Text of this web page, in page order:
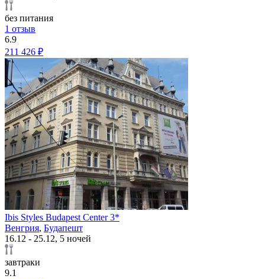
без питания
1 отзыв
6.9
211 426 ₽
Ibis Styles Budapest Center 3*
Венгрия, Будапешт
16.12 - 25.12, 5 ночей
завтраки
9.1